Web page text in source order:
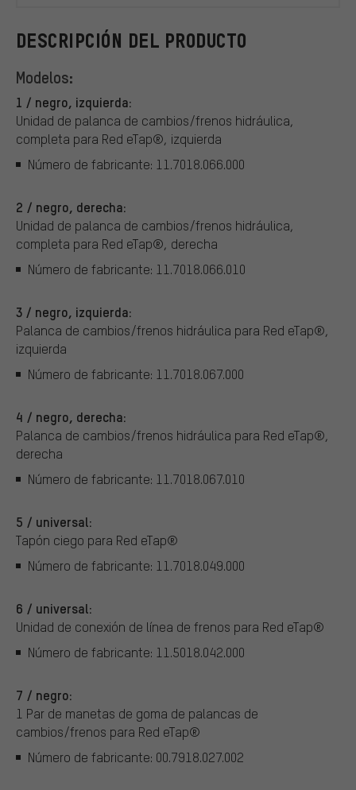
DESCRIPCIÓN DEL PRODUCTO
Modelos:
1 / negro, izquierda:
Unidad de palanca de cambios/frenos hidráulica,
completa para Red eTap®, izquierda
Número de fabricante: 11.7018.066.000
2 / negro, derecha:
Unidad de palanca de cambios/frenos hidráulica,
completa para Red eTap®, derecha
Número de fabricante: 11.7018.066.010
3 / negro, izquierda:
Palanca de cambios/frenos hidráulica para Red eTap®,
izquierda
Número de fabricante: 11.7018.067.000
4 / negro, derecha:
Palanca de cambios/frenos hidráulica para Red eTap®,
derecha
Número de fabricante: 11.7018.067.010
5 / universal:
Tapón ciego para Red eTap®
Número de fabricante: 11.7018.049.000
6 / universal:
Unidad de conexión de línea de frenos para Red eTap®
Número de fabricante: 11.5018.042.000
7 / negro:
1 Par de manetas de goma de palancas de
cambios/frenos para Red eTap®
Número de fabricante: 00.7918.027.002